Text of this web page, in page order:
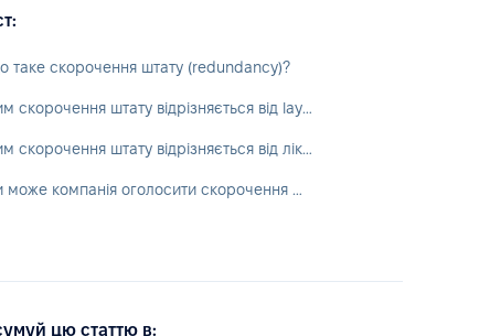
таке скорочення штату (redundancy)?
Чим скорочення штату відрізняється від layoff або відсторонення від роботи?
Чим скорочення штату відрізняється від ліквідації посади?
Чи може компанія оголосити скорочення штату, а потім найняти нового працівника?
цю статтю в: